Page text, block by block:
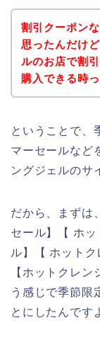
割引クーポン
思ったんだけ
ルのお店で割
購入できる時
ということで、
マーセールなど
ングジェルのサ
だから、まずは
セール】【 ホ
ル】【 ホットク
【ホットクレ
う感じで季節限
とにしたんです